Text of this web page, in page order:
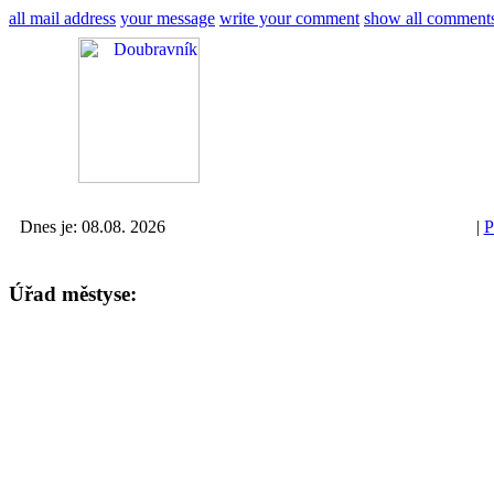
all mail address your message write your comment show all
Dnes je: 08.08. 2026 |
Úřad městyse: